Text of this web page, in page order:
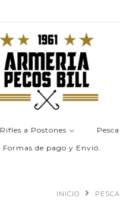
Rifles a Postones Pesca
Formas de pago y Envió.
INICIO PESCA